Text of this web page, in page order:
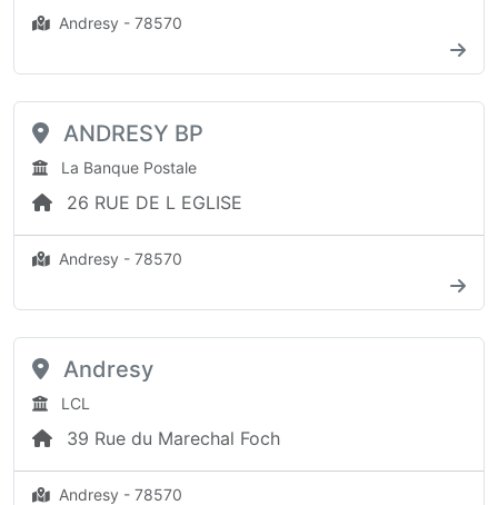
Andresy - 78570
ANDRESY BP
La Banque Postale
26 RUE DE L EGLISE
Andresy - 78570
Andresy
LCL
39 Rue du Marechal Foch
Andresy - 78570